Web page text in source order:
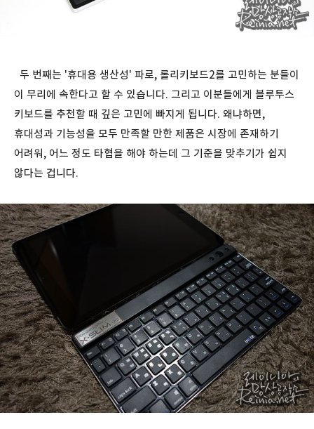
두 번째는 '휴대용 생산성' 파로, 롤리키보드2를 고민하는 분들이
이 무리에 속한다고 할 수 있습니다. 그리고 이분들에게 블루투스
키보드를 추천할 때 깊은 고민에 빠지게 됩니다. 왜냐하면,
휴대성과 기능성을 모두 만족할 만한 제품은 시장에 존재하기
어려워, 어느 정도 타협을 해야 하는데 그 기준을 맞추기가 쉽지
않다는 겁니다.